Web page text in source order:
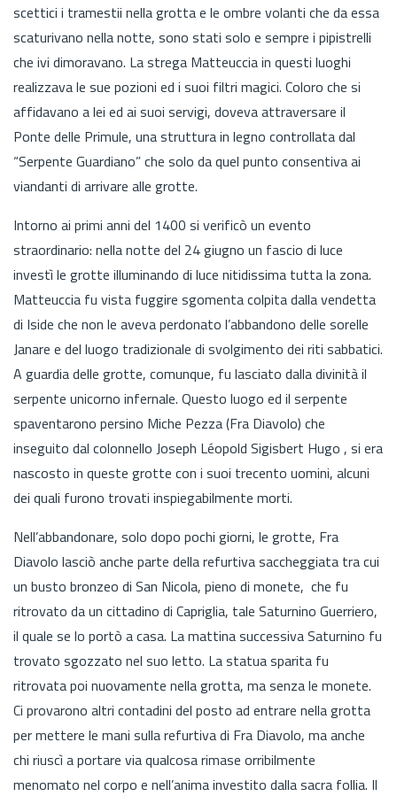
scettici i tramestii nella grotta e le ombre volanti che da essa
scaturivano nella notte, sono stati solo e sempre i pipistrelli
che ivi dimoravano. La strega Matteuccia in questi luoghi
realizzava le sue pozioni ed i suoi filtri magici. Coloro che si
affidavano a lei ed ai suoi servigi, doveva attraversare il
Ponte delle Primule, una struttura in legno controllata dal
“Serpente Guardiano” che solo da quel punto consentiva ai
viandanti di arrivare alle grotte.
Intorno ai primi anni del 1400 si verificò un evento
straordinario: nella notte del 24 giugno un fascio di luce
investì le grotte illuminando di luce nitidissima tutta la zona.
Matteuccia fu vista fuggire sgomenta colpita dalla vendetta
di Iside che non le aveva perdonato l’abbandono delle sorelle
Janare e del luogo tradizionale di svolgimento dei riti sabbatici.
A guardia delle grotte, comunque, fu lasciato dalla divinità il
serpente unicorno infernale. Questo luogo ed il serpente
spaventarono persino Miche Pezza (Fra Diavolo) che
inseguito dal colonnello Joseph Léopold Sigisbert Hugo , si era
nascosto in queste grotte con i suoi trecento uomini, alcuni
dei quali furono trovati inspiegabilmente morti.
Nell’abbandonare, solo dopo pochi giorni, le grotte, Fra
Diavolo lasciò anche parte della refurtiva saccheggiata tra cui
un busto bronzeo di San Nicola, pieno di monete, che fu
ritrovato da un cittadino di Capriglia, tale Saturnino Guerriero,
il quale se lo portò a casa. La mattina successiva Saturnino fu
trovato sgozzato nel suo letto. La statua sparita fu
ritrovata poi nuovamente nella grotta, ma senza le monete.
Ci provarono altri contadini del posto ad entrare nella grotta
per mettere le mani sulla refurtiva di Fra Diavolo, ma anche
chi riuscì a portare via qualcosa rimase orribilmente
menomato nel corpo e nell’anima investito dalla sacra follia. Il